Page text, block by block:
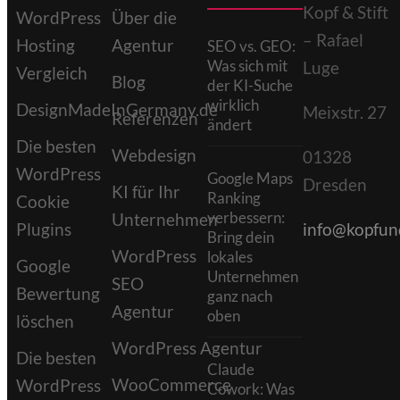
WordPress
Hosting
Vergleich
DesignMadeInGermany.de
Die besten
WordPress
Cookie
Plugins
Google
Bewertung
löschen
Die besten
WordPress
Über die
Agentur
Blog
Referenzen
Webdesign
KI für Ihr
Unternehmen
WordPress
SEO
Agentur
WordPress Agentur
WooCommerce
SEO vs. GEO:
Was sich mit
der KI-Suche
wirklich
ändert
Google Maps
Ranking
verbessern:
Bring dein
lokales
Unternehmen
ganz nach
oben
Claude
Cowork: Was
Kopf & Stift
– Rafael
Luge
Meixstr. 27
01328
Dresden